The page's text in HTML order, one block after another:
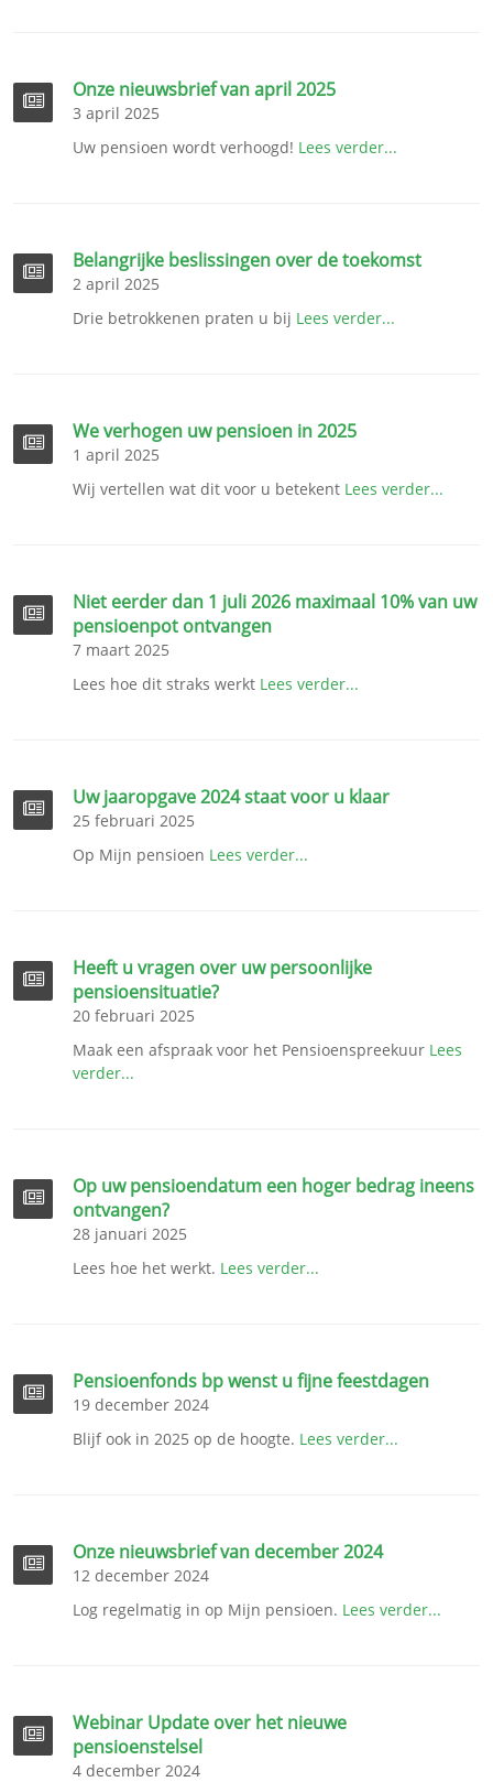
Onze nieuwsbrief van april 2025
3 april 2025
Uw pensioen wordt verhoogd! Lees verder...
Belangrijke beslissingen over de toekomst
2 april 2025
Drie betrokkenen praten u bij Lees verder...
We verhogen uw pensioen in 2025
1 april 2025
Wij vertellen wat dit voor u betekent Lees verder...
Niet eerder dan 1 juli 2026 maximaal 10% van uw
pensioenpot ontvangen
7 maart 2025
Lees hoe dit straks werkt Lees verder...
Uw jaaropgave 2024 staat voor u klaar
25 februari 2025
Op Mijn pensioen Lees verder...
Heeft u vragen over uw persoonlijke
pensioensituatie?
20 februari 2025
Maak een afspraak voor het Pensioenspreekuur Lees
verder...
Op uw pensioendatum een hoger bedrag ineens
ontvangen?
28 januari 2025
Lees hoe het werkt. Lees verder...
Pensioenfonds bp wenst u fijne feestdagen
19 december 2024
Blijf ook in 2025 op de hoogte. Lees verder...
Onze nieuwsbrief van december 2024
12 december 2024
Log regelmatig in op Mijn pensioen. Lees verder...
Webinar Update over het nieuwe
pensioenstelsel
4 december 2024